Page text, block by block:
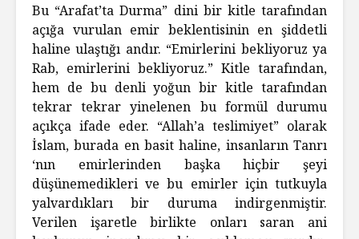
Bu “Arafat’ta Durma” dini bir kitle tarafından
açığa vurulan emir beklentisinin en şiddetli
haline ulaştığı andır. “Emirlerini bekliyoruz ya
Rab, emirlerini bekliyoruz.” Kitle tarafından,
hem de bu denli yoğun bir kitle tarafından
tekrar tekrar yinelenen bu formül durumu
açıkça ifade eder. “Allah’a teslimiyet” olarak
İslam, burada en basit haline, insanların Tanrı
‘nın emirlerinden başka hiçbir şeyi
düşünemedikleri ve bu emirler için tutkuyla
yalvardıkları bir duruma indirgenmiştir.
Verilen işaretle birlikte onları saran ani